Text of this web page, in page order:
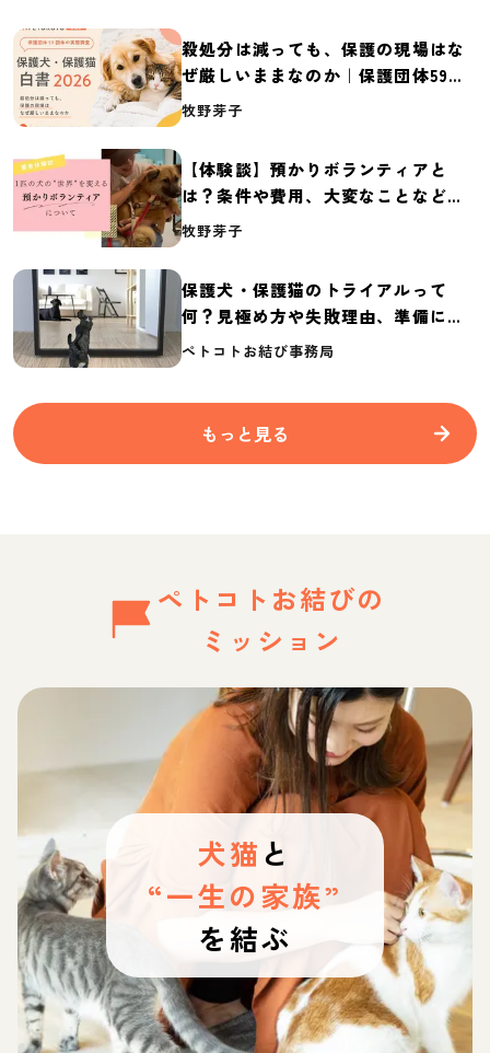
殺処分は減っても、保護の現場はな
ぜ厳しいままなのか｜保護団体59団
体の実態調査【保護犬・保護猫白書
牧野芽子
【体験談】預かりボランティアと
は？条件や費用、大変なことなど紹
介
牧野芽子
保護犬・保護猫のトライアルって
何？見極め方や失敗理由、準備に必
要なものを紹介
ペトコトお結び事務局
もっと見る
ペトコトお結びの
ミッション
犬猫 と
“一生の家族”
を結ぶ